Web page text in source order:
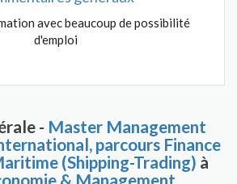
avec beaucoup de possibilité
d'emploi
- Master Management
parcours Finance
(Shipping-Trading) à
& Management